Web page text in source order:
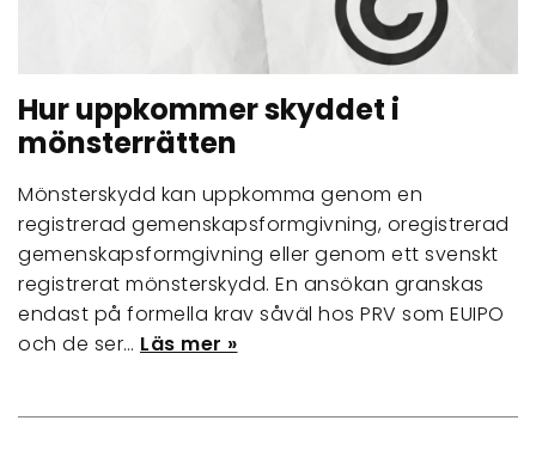
Hur uppkommer skyddet i
mönsterrätten
Mönsterskydd kan uppkomma genom en
registrerad gemenskapsformgivning, oregistrerad
gemenskapsformgivning eller genom ett svenskt
registrerat mönsterskydd. En ansökan granskas
endast på formella krav såväl hos PRV som EUIPO
och de ser… Läs mer »